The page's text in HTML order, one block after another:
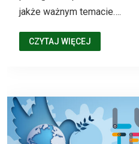
jakże ważnym temacie….
CZYTAJ WIĘCEJ